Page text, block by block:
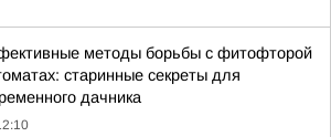
методы борьбы с фитофторой
старинные секреты для
дачника